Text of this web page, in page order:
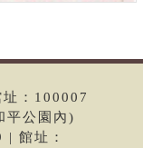
：100007
平公園內)
館址：